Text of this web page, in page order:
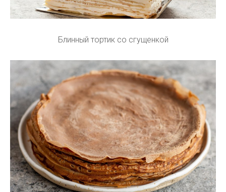
Блинный тортик со сгущенкой